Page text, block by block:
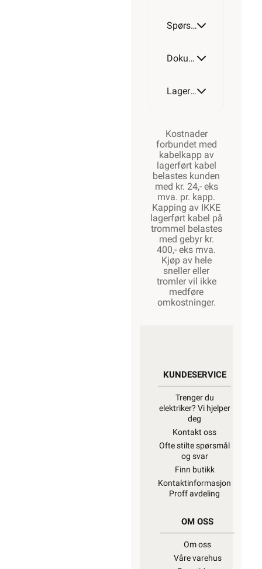
Spørsmål og svar
Dokumentasjon
Lagerstatus
Kostnader
forbundet med
kabelkapp av
lagerført kabel
belastes kunden
med kr. 24,- eks
mva. pr. kapp.
Kapping av IKKE
lagerført kabel på
trommel belastes
med gebyr kr.
400,- eks mva.
Kjøp av hele
sneller eller
tromler vil ikke
medføre
omkostninger.
KUNDESERVICE
Trenger du
elektriker? Vi hjelper
deg
Kontakt oss
Ofte stilte spørsmål
og svar
Finn butikk
Kontaktinformasjon
Proff avdeling
OM OSS
Om oss
Våre varehus